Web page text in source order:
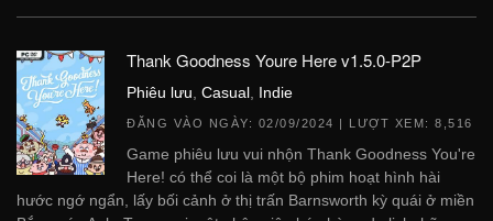
Thank Goodness Youre Here v1.5.0-P2P
Phiêu lưu Casual Indie
ĐĂNG VÀO NGÀY: 02/09/2024 | LƯỢT XEM: 8,516
Game phiêu lưu vui nhộn Thank Goodness You're
Here! có thể coi là một bộ phim hoạt hình hài
hước ngớ ngẩn, lấy bối cảnh ở thị trấn Barnsworth kỳ quái ở miền